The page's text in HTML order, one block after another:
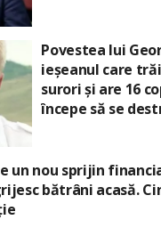
Povestea lui
ieșeanul care
surori și are 16
începe să se
un nou sprijin
bătrâni acasă.